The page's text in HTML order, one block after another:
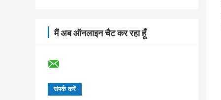
मैं अब ऑनलाइन चैट कर रहा हूँ